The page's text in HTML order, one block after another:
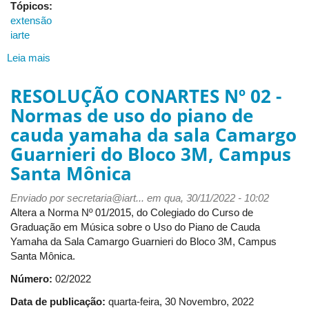
Tópicos:
extensão
iarte
Leia mais
Nº
39
-
Aprova
o
Plano
Extensão
do
Instituto
de
Artes
-
IARTE
RESOLUÇÃO CONARTES Nº 02 -
Normas de uso do piano de
cauda yamaha da sala Camargo
Guarnieri do Bloco 3M, Campus
Santa Mônica
Enviado porsecretaria@iart... em qua, 30/11/2022 - 10:02
Altera a Norma Nº 01/2015, do Colegiado do Curso de
Graduação em Música sobre o Uso do Piano de Cauda
Yamaha da Sala Camargo Guarnieri do Bloco 3M, Campus
Santa Mônica.
Número: 02/2022
Data de publicação: quarta-feira, 30 Novembro, 2022